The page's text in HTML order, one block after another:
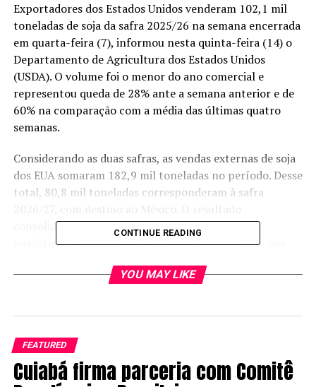
Exportadores dos Estados Unidos venderam 102,1 mil
toneladas de soja da safra 2025/26 na semana encerrada
em quarta-feira (7), informou nesta quinta-feira (14) o
Departamento de Agricultura dos Estados Unidos
(USDA). O volume foi o menor do ano comercial e
representou queda de 28% ante a semana anterior e de
60% na comparação com a média das últimas quatro
semanas.
Considerando as duas safras, as vendas externas de soja
dos EUA somaram 182,9 mil toneladas no período. Desse
total, 80,8 mil toneladas corresponderam à safra
consolidado ficou dentro da faixa projetada por
analistas consultados pela Dow Jones Newswires, que
Vietnã, com 11,9 mil toneladas, e Filipinas, com 10,7 mil
toneladas. Parte desse volume foi compensada por
reduções para destinos desconhecidos, de 104,5 mil
CONTINUE READING
YOU MAY LIKE
FEATURED
Cuiabá firma parceria com Comitê